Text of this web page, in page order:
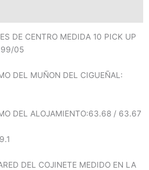
DE CENTRO MEDIDA 10 PICK UP
99/05
DEL MUÑON DEL CIGUEÑAL:
DEL ALOJAMIENTO:63.68 / 63.67
DEL COJINETE MEDIDO EN LA